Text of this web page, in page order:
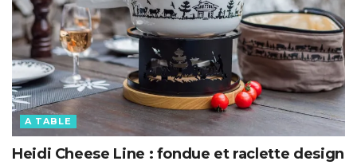
A TABLE
Heidi Cheese Line : fondue et raclette design